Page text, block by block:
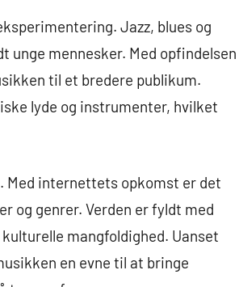
Jazz, blues og
unge mennesker. Med opfindelsen
til et bredere publikum.
lyde og instrumenter, hvilket
Med internettets opkomst er det
og genrer. Verden er fyldt med
mangfoldighed. Uanset
en evne til at bringe